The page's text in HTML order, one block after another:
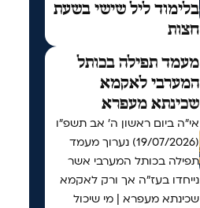
בלימוד ליל שישי בשעת
חצות
מעמד תפילה בכותל
המערבי לאקמא
שכינתא מעפרא
אי"ה ביום ראשון ה׳ אב תשפ״ו
(19/07/2026) נערוך מעמד
תפילה בכותל המערבי אשר
נייחדו בעז"ה אך ורק לאקמא
שכינתא מעפרא | מי שיכול